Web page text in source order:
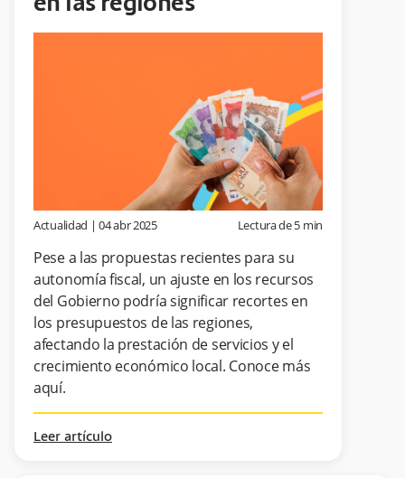
Actualidad |04 abr 2025 Lectura de5 min
Pese a las propuestas recientes para su
autonomía fiscal, un ajuste en los recursos
del Gobierno podría significar recortes en
los presupuestos de las regiones,
afectando la prestación de servicios y el
crecimiento económico local. Conoce más
aquí.
Leer artículo